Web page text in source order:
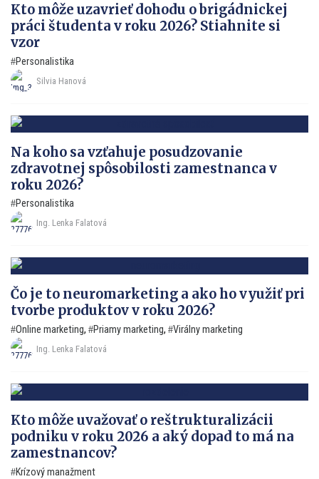
Kto môže uzavrieť dohodu o brigádnickej
práci študenta v roku 2026? Stiahnite si
vzor
Personalistika
Silvia Hanová
Na koho sa vzťahuje posudzovanie
zdravotnej spôsobilosti zamestnanca v
roku 2026?
Personalistika
Ing. Lenka Falatová
Čo je to neuromarketing a ako ho využiť pri
tvorbe produktov v roku 2026?
Online marketing, Priamy marketing, Virálny marketing
Ing. Lenka Falatová
Kto môže uvažovať o reštrukturalizácii
podniku v roku 2026 a aký dopad to má na
zamestnancov?
Krízový manažment